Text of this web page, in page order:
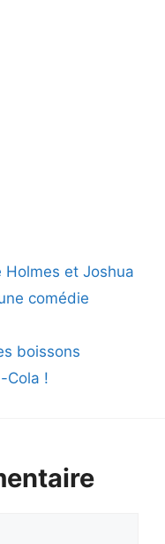
Holmes et Joshua
comédie
boissons
Cola !